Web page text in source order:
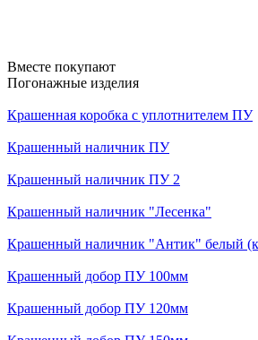
Вместе покупают
Погонажные изделия
Крашенная коробка с уплотнителем ПУ
Крашенный наличник ПУ
Крашенный наличник ПУ 2
Крашенный наличник "Лесенка"
Крашенный наличник "Антик" белый
Крашенный добор ПУ 100мм
Крашенный добор ПУ 120мм